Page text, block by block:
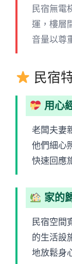
民宿無電
運，樓層
音量以尊
民宿
用心
老闆夫妻
他們細心
快速回應
家的
民宿空間
的生活設
地放鬆身